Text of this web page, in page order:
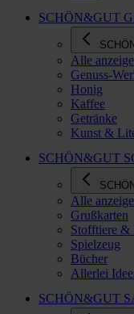
SCHÖN&GUT
Alle
Genuss-
Honig
Kaffee
Getränke
Kunst &
SCHÖN&GUT
Alle
Grußkarten
Stofftiere &
Spielzeug
Bücher
Allerlei
SCHÖN&GUT